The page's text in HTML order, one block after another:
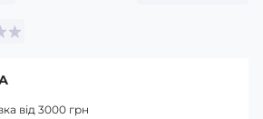
від 3000 грн